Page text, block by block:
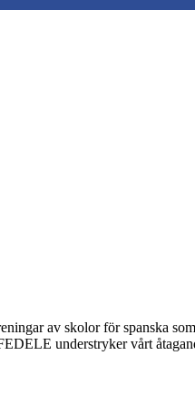
av skolor för spanska
understryker vårt